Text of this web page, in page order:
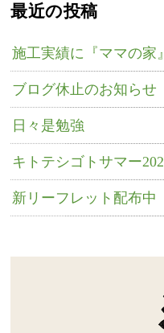
最近の投稿
施工実績に『ママの家
ブログ休止のお知らせ
日々是勉強
キトテシゴトサマー
新リーフレット配布中